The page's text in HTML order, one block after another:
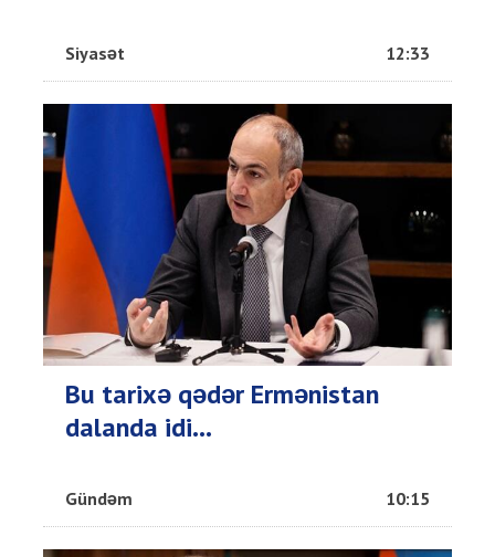
Siyasət 12:33
Bu tarixə qədər Ermənistan
dalanda idi...
Gündəm 10:15